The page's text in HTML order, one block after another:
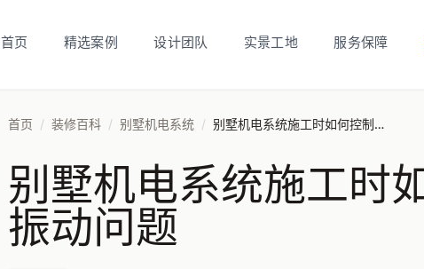
首页 精选案例 设计团队 实景工地 服务保障
首页 / 装修百科 / 别墅机电系统 / 别墅机电系统施工时如何控制噪音与振动问题
别墅机电系统施工时
振动问题